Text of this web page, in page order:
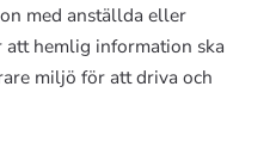
med anställda eller
hemlig information ska
miljö för att driva och